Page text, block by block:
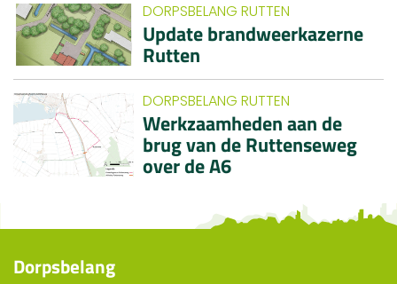
DORPSBELANG RUTTEN
Update brandweerkazerne
Rutten
DORPSBELANG RUTTEN
Werkzaamheden aan de
brug van de Ruttenseweg
over de A6
Dorpsbelang